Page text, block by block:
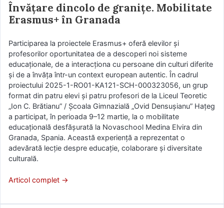
Învățare dincolo de granițe. Mobilitate
Erasmus+ în Granada
Participarea la proiectele Erasmus+ oferă elevilor și
profesorilor oportunitatea de a descoperi noi sisteme
educaționale, de a interacționa cu persoane din culturi diferite
și de a învăța într-un context european autentic. În cadrul
proiectului 2025-1-RO01-KA121-SCH-000323056, un grup
format din patru elevi și patru profesori de la Liceul Teoretic
„Ion C. Brătianu” / Școala Gimnazială „Ovid Densușianu” Hațeg
a participat, în perioada 9–12 martie, la o mobilitate
educațională desfășurată la Novaschool Medina Elvira din
Granada, Spania. Această experiență a reprezentat o
adevărată lecție despre educație, colaborare și diversitate
culturală.
Articol complet →